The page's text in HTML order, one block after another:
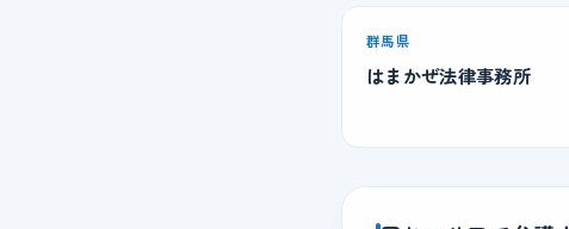
群馬県
はまかぜ法律事務所